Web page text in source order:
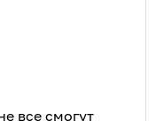
все смогут